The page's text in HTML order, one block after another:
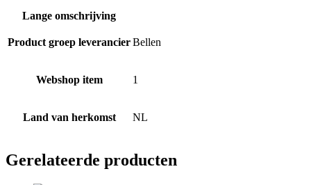
Lange omschrijving
Product groep leverancierBellen
Webshop item 1
Land van herkomst NL
Gerelateerde producten